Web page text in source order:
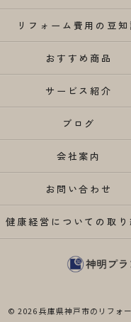
リフォーム費用の豆知
おすすめ商品
サービス紹介
ブログ
会社案内
お問い合わせ
健康経営についての取り
© 2026 兵庫県神戸市のリフォ